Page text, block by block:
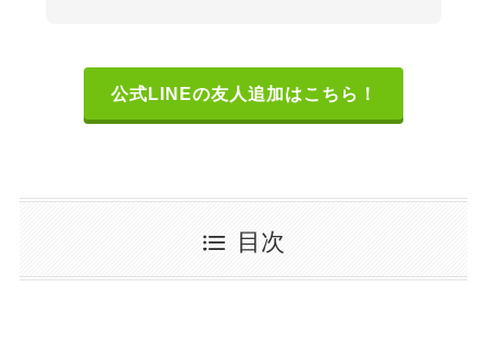
公式LINEの友人追加はこちら！
目次